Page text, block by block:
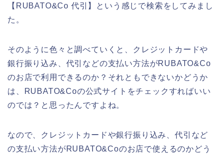
【RUBATO&Co 代引】という感じで検索をしてみまし
た。
そのように色々と調べていくと、クレジットカードや
銀行振り込み、代引などの支払い方法がRUBATO&Co
のお店で利用できるのか？それともできないかどうか
は、RUBATO&Coの公式サイトをチェックすればいい
のでは？と思ったんですよね。
なので、クレジットカードや銀行振り込み、代引など
の支払い方法がRUBATO&Coのお店で使えるのかどう